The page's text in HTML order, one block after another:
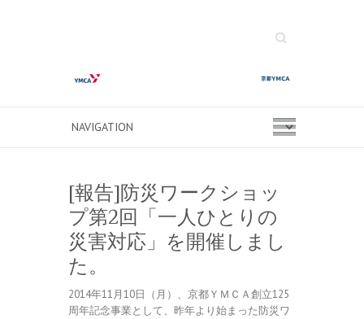
Search
[報告]防災ワークショッ
プ第2回「一人ひとりの
災害対応」を開催しまし
た。
2014年11月10日（月）、京都ＹＭＣＡ創立125
周年記念事業として、昨年より始まった防災ワ